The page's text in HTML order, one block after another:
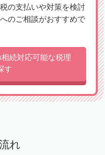
の支払いや対策を検討
のご相談がおすすめで
続対応可能な税理
す
れ